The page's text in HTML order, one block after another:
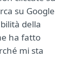
su Google
della
ha fatto
mi sta